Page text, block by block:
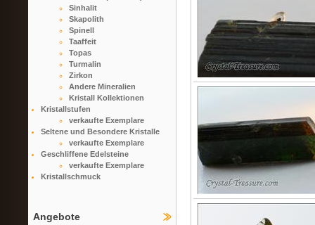
Sinhalit
Skapolith
Spinell
Taaffeit
Topas
Turmalin
Zirkon
Andere Mineralien
Kristall Kollektionen
Kristallstufen
verkaufte Exemplare
Seltene und Besondere Kristalle
verkaufte Exemplare
Geschliffene Edelsteine
verkaufte Exemplare
Kristallschmuck
Angebote